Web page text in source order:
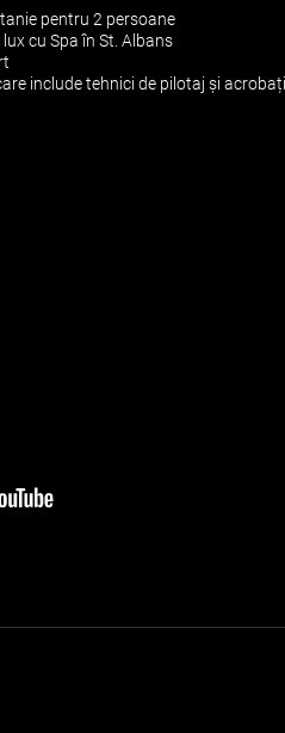
pentru 2 persoane
cu Spa în St. Albans
include tehnici de pilotaj și